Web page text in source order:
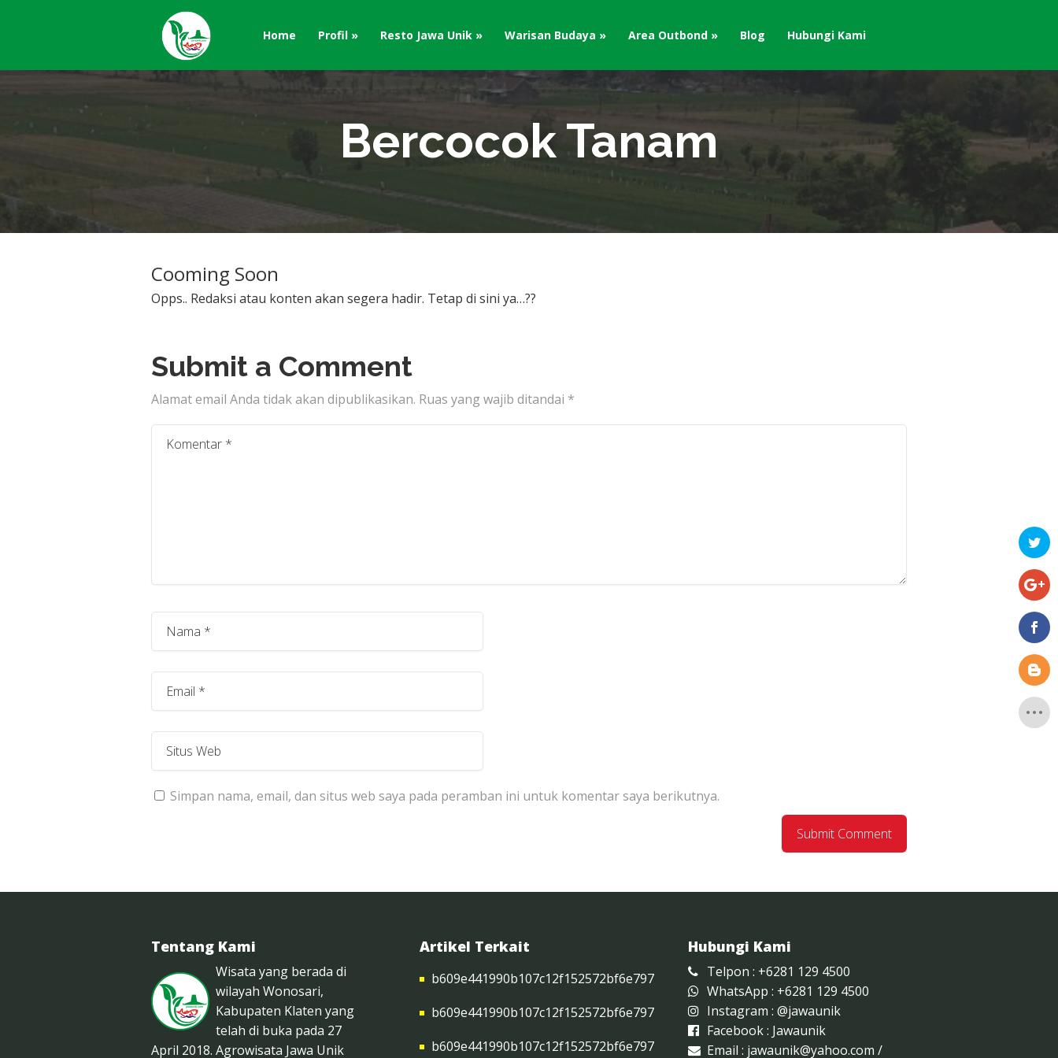
Home Profil Resto Jawa Unik Warisan Budaya Area Outbond Blog Hubungi Kami
Bercocok Tanam
Cooming Soon
Opps.. Redaksi atau konten akan segera hadir. Tetap di sini ya…??
Submit a Comment
Alamat email Anda tidak akan dipublikasikan. Ruas yang wajib ditandai *
Simpan nama, email, dan situs web saya pada peramban ini untuk komentar saya berikutnya.
Tentang Kami
Wisata yang berada di
wilayah Wonosari,
Kabupaten Klaten yang
telah di buka pada 27
April 2018. Agrowisata Jawa Unik
Artikel Terkait
b609e441990b107c12f152572bf6e797
b609e441990b107c12f152572bf6e797
b609e441990b107c12f152572bf6e797
Hubungi Kami
Telpon : +6281 129 4500
WhatsApp : +6281 129 4500
Instagram : @jawaunik
Facebook : Jawaunik
Email : jawaunik@yahoo.com /